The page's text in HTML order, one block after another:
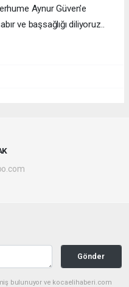
Aynur Güven'e
ve başsağlığı diliyoruz..
Gönder
bulunuyor ve kocaelihaberi.com